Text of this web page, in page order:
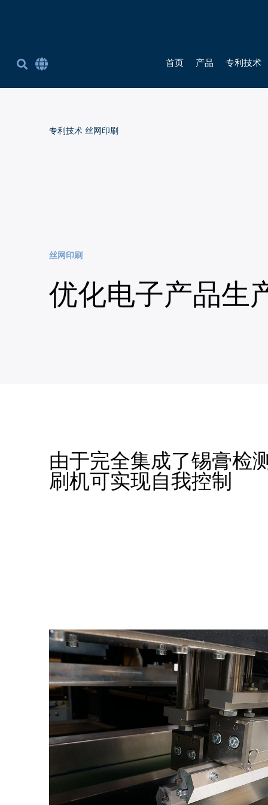
首页 产品 专利技术
专利技术 丝网印刷
丝网印刷
优化电子产品生
由于完全集成了锡膏检
刷机可实现自我控制